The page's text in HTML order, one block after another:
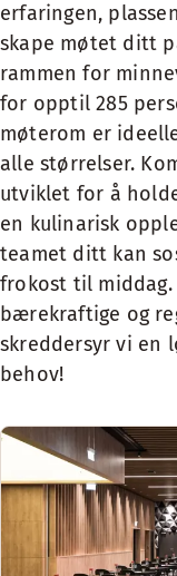
erfaringen,
skape møtet ditt
rammen for
for opptil 285
møterom er
alle størrelser.
utviklet for å
en kulinarisk
teamet ditt kan
frokost til middag.
bærekraftige og
skreddersyr vi en
behov!